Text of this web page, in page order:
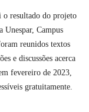
resultado do projeto
Unespar, Campus
reunidos textos
e discussões acerca
fevereiro de 2023,
gratuitamente.